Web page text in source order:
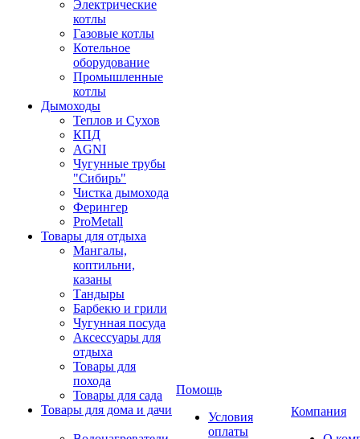
Электрические
котлы
Газовые котлы
Котельное
оборудование
Промышленные
котлы
Дымоходы
Теплов и Сухов
КПД
AGNI
Чугунные трубы
"Сибирь"
Чистка дымохода
Ферингер
ProMetall
Товары для отдыха
Мангалы,
коптильни,
казаны
Тандыры
Барбекю и грили
Чугунная посуда
Аксессуары для
отдыха
Товары для
похода
Товары для сада
Товары для дома и дачи
Помощь
Условия
оплаты
Компания